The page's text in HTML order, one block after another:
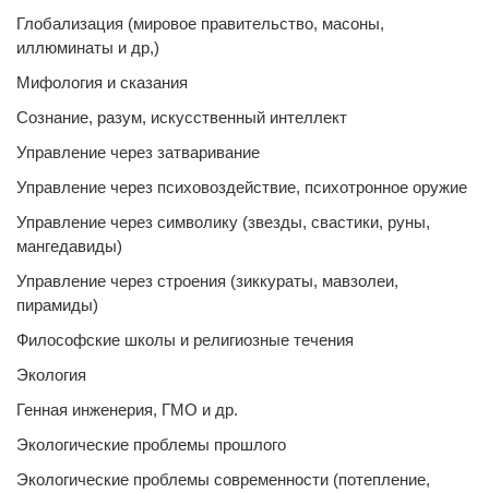
Глобализация (мировое правительство, масоны,
иллюминаты и др,)
Мифология и сказания
Сознание, разум, искусственный интеллект
Управление через затваривание
Управление через психовоздействие, психотронное оружие
Управление через символику (звезды, свастики, руны,
мангедавиды)
Управление через строения (зиккураты, мавзолеи,
пирамиды)
Философские школы и религиозные течения
Экология
Генная инженерия, ГМО и др.
Экологические проблемы прошлого
Экологические проблемы современности (потепление,